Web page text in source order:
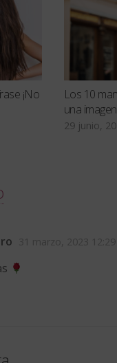
¡No
Los 10
una
29 junio,